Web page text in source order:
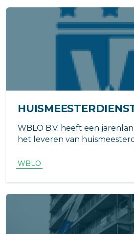
WBLO B.V. heeft een
het leveren van
huismeesters met ervaring in
WBLO